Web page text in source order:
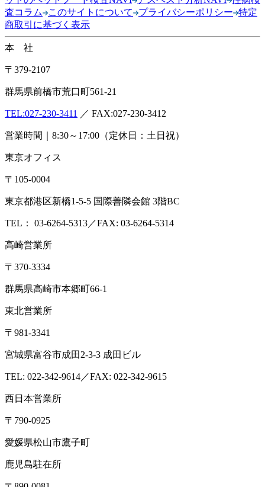
査コラム
このサイトについて プライバシーポリシー 特定
商取引に基づく表示
本 社
〒379-2107
群馬県前橋市荒口町561-21
TEL:027-230-3411 ／ FAX:027-230-3412
営業時間｜8:30～17:00（定休日：土日祝）
東京オフィス
〒105-0004
東京都港区新橋1-5-5 国際善隣会館 3階BC
TEL： 03-6264-5313／FAX: 03-6264-5314
高崎営業所
〒370-3334
群馬県高崎市本郷町66-1
東北営業所
〒981-3341
宮城県富谷市成田2-3-3 成田ビル
TEL: 022-342-9614／FAX: 022-342-9615
西日本営業所
〒790-0925
愛媛県松山市鷹子町
鹿児島駐在所